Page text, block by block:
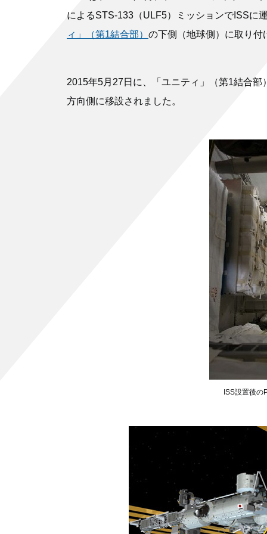
によるSTS-133（ULF5）ミッションでISSに
ィ」（第1結合部） の下側（地球側）に取り付
2015年5月27日に、「ユニティ」（第1結合
方向側に移設されました。
ISS設置後